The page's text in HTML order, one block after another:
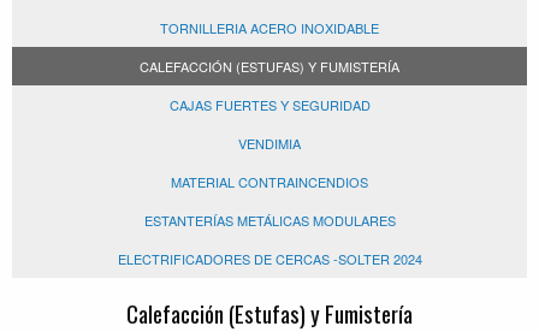
TORNILLERIA ACERO INOXIDABLE
CALEFACCIÓN (ESTUFAS) Y FUMISTERÍA
CAJAS FUERTES Y SEGURIDAD
VENDIMIA
MATERIAL CONTRAINCENDIOS
ESTANTERÍAS METÁLICAS MODULARES
ELECTRIFICADORES DE CERCAS -SOLTER 2024
Calefacción (Estufas) y Fumistería